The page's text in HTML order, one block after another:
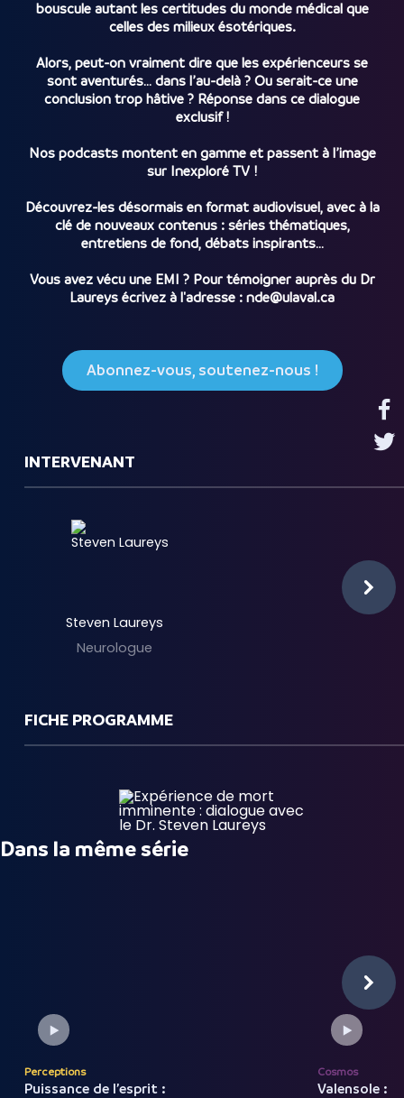
bouscule autant les certitudes du monde médical que
celles des milieux ésotériques.
Alors, peut-on vraiment dire que les expérienceurs se
sont aventurés… dans l’au-delà ? Ou serait-ce une
conclusion trop hâtive ? Réponse dans ce dialogue
exclusif !
Nos podcasts montent en gamme et passent à l’image
sur Inexploré TV !
Découvrez-les désormais en format audiovisuel, avec à la
clé de nouveaux contenus : séries thématiques,
entretiens de fond, débats inspirants…
Vous avez vécu une EMI ? Pour témoigner auprès du Dr
Laureys écrivez à l'adresse : nde@ulaval.ca
Abonnez-vous, soutenez-nous !
INTERVENANT
Steven Laureys
Neurologue
FICHE PROGRAMME
Dans la même série
Perceptions
Puissance de l’esprit :
Cosmos
Valensole :